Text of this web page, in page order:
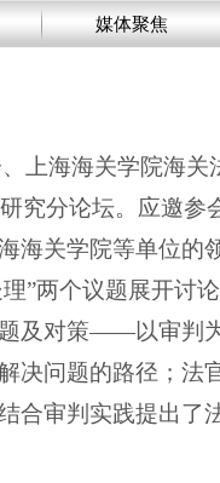
媒体聚焦
上海海关学院海关
究分论坛。应邀参
海关学院等单位的
”两个议题展开讨论
题及对策——以审判
决问题的路径；法
合审判实践提出了